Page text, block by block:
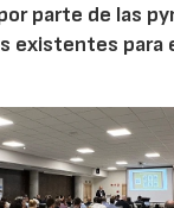
parte de las
existentes para